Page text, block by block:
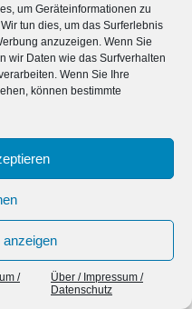
um Geräteinformationen zu
tun dies, um das Surferlebnis
anzuzeigen. Wenn Sie
wir Daten wie das Surfverhalten
Wenn Sie Ihre
können bestimmte
anzeigen
/
Über / Impressum /
Datenschutz
aber erfordert eine
verboten“, „No
Ignorieren Sie sie besser
Sie beim Fotografieren
haben Apps, die
(„Red Zones“) nicht